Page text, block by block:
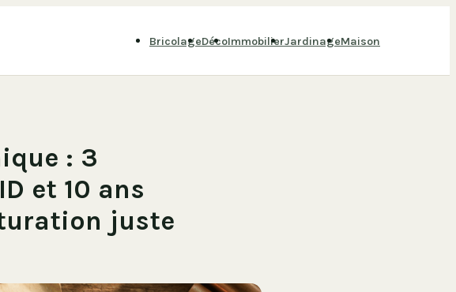
BricolageDécoImmobilierJardinageMaison
: 3
et 10 ans
juste